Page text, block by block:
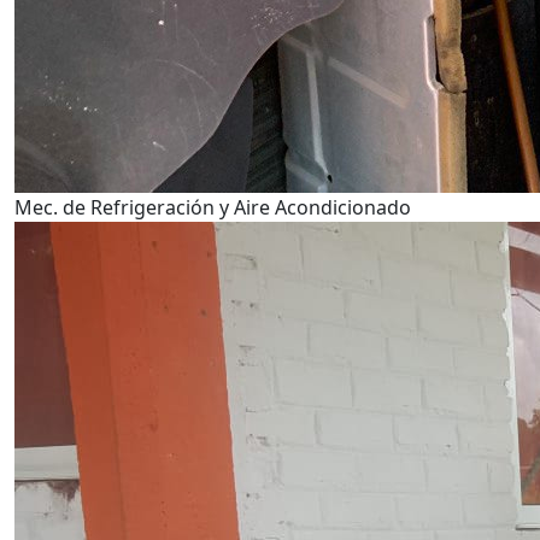
Mec. de Refrigeración y Aire Acondicionado